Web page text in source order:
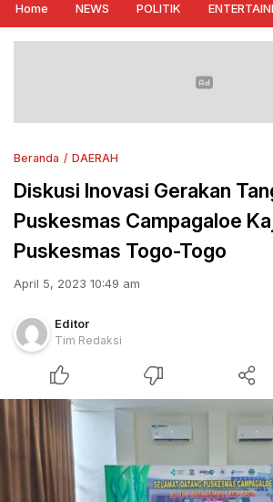
Home NEWS POLITIK
Beranda DAERAH
Diskusi Inovasi Gerakan
Puskesmas Campagaloe
Puskesmas Togo-Togo
April 5, 2023 10:49 am
Editor
Tim Redaksi